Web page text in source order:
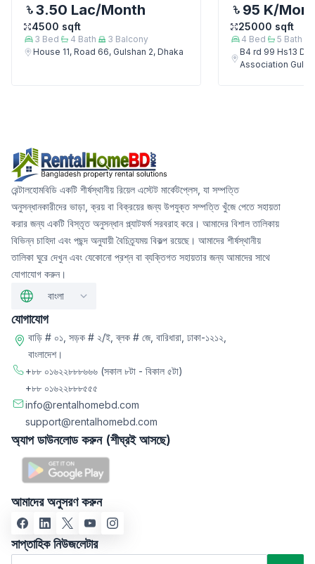
3.50 Lac/Month
4500 sqft
3 Bed 4 Bath 3 Balcony
House 11, Road 66, Gulshan 2, Dhaka
95 K/
25000 sqft
4 Bed 5 Bath
B4 rd 99 Hs13
Association
রেন্টালহোমবিডি একটি শীর্ষস্থানীয় রিয়েল এস্টেট মার্কেটপ্লেস, যা সম্পত্তি
অনুসন্ধানকারীদের ভাড়া, ক্রয় বা বিক্রয়ের জন্য উপযুক্ত সম্পত্তি খুঁজে পেতে সহায়তা
করার জন্য একটি বিস্তৃত অনুসন্ধান প্ল্যাটফর্ম সরবরাহ করে। আমাদের বিশাল তালিকায়
বিভিন্ন চাহিদা এবং পছন্দ অনুযায়ী বৈচিত্র্যময় বিকল্প রয়েছে। আমাদের শীর্ষস্থানীয়
তালিকা ঘুরে দেখুন এবং যেকোনো প্রশ্ন বা ব্যক্তিগত সহায়তার জন্য আমাদের সাথে
যোগাযোগ করুন।
বাংলা
যোগাযোগ
বাড়ি # ০১, সড়ক # ২/ই, ব্লক # জে, বারিধারা, ঢাকা-১২১২,
বাংলাদেশ।
+৮৮ ০১৬২২৮৮৮৬৬৬ (সকাল ৮টা - বিকাল ৫টা)
+৮৮ ০১৬২২৮৮৮৫৫৫
info@rentalhomebd.com
support@rentalhomebd.com
অ্যাপ ডাউনলোড করুন (শীঘ্রই আসছে)
আমাদের অনুসরণ করুন
সাপ্তাহিক নিউজলেটার